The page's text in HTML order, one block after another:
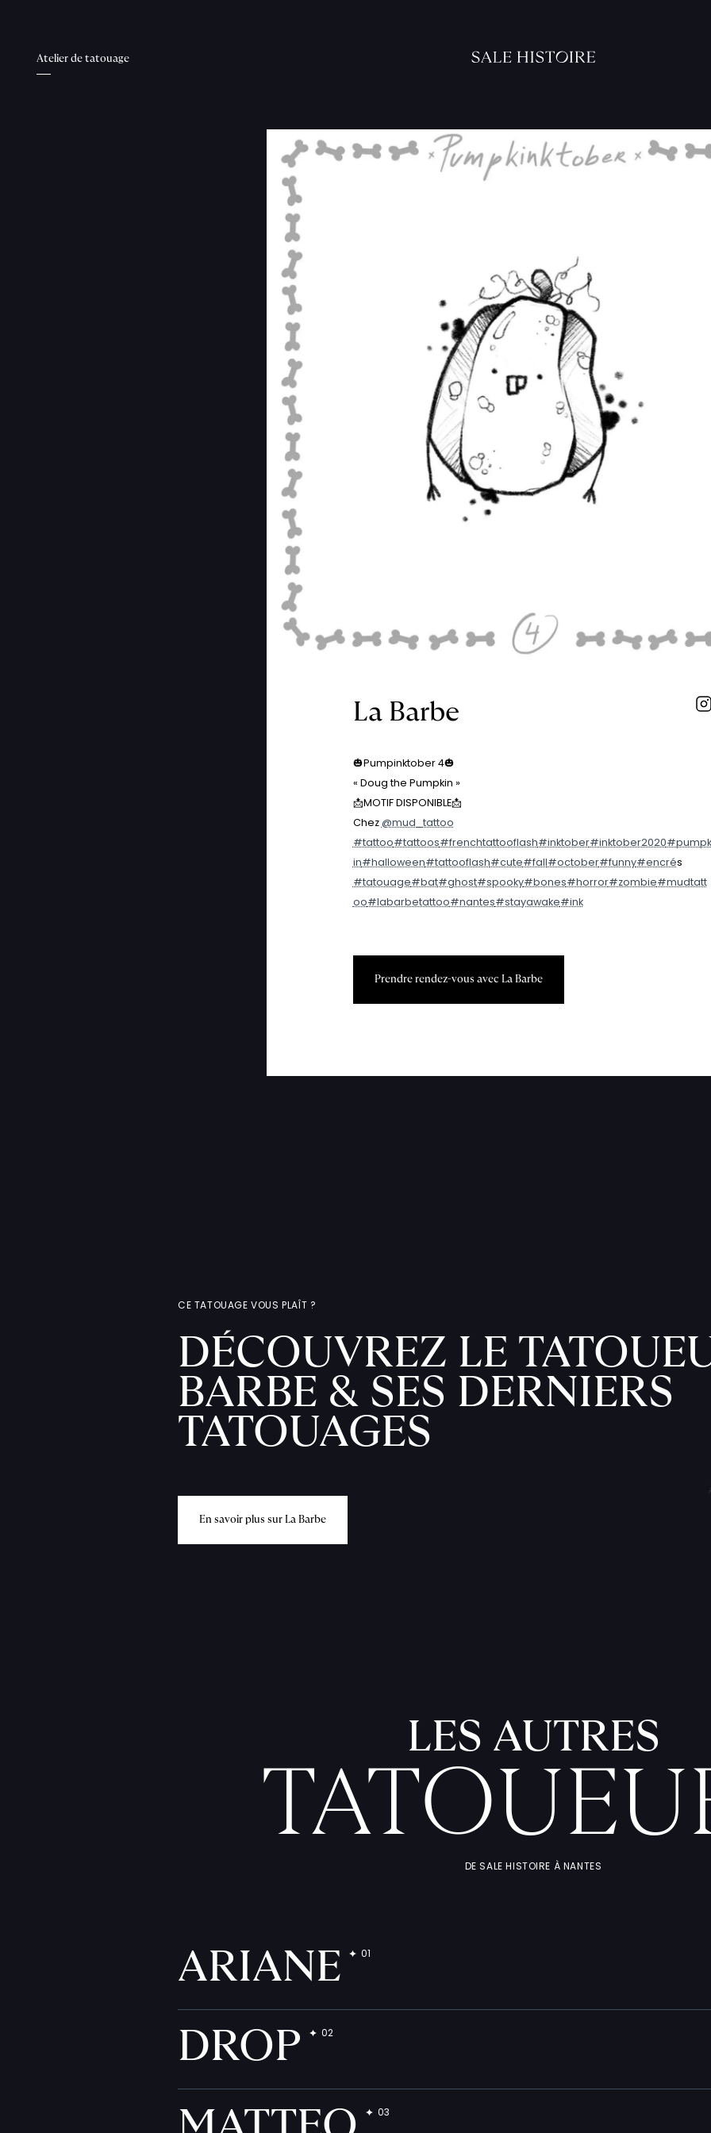
Atelier de tatouage
La Barbe
🎃Pumpinktober 4🎃
« Doug the Pumpkin »
📩MOTIF DISPONIBLE📩
Chez@mud_tattoo
#tattoo#tattoos#frenchtattooflash#inktober#inktober2020#pumpk
in#halloween#tattooflash#cute#fall#october#funny#encrés
#tatouage#bat#ghost#spooky#bones#horror#zombie#mudtatt
oo#labarbetattoo#nantes#stayawake#ink
Prendre rendez-vous avec La Barbe
CE TATOUAGE VOUS PLAÎT ?
DÉCOUVREZ LE
BARBE & SES DERNIERS
TATOUAGES
En savoir plus sur La Barbe
LES AUTRES
DE SALE HISTOIRE À NANTES
ARIANE
DROP